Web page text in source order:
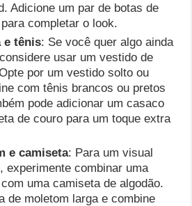
Adicione um par de botas de
completar o look.
e tênis: Se você quer algo ainda
usar um vestido de
por um vestido solto ou
com tênis brancos ou pretos
pode adicionar um casaco
de couro para um toque extra
e camiseta: Para um visual
experimente combinar uma
uma camiseta de algodão.
de moletom larga e combine